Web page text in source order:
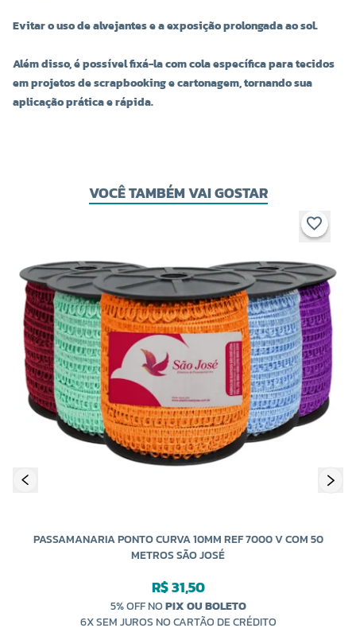
+ -
COR 0033
R$ 6,60 UNIDADE
+
Evitar o uso de alvejantes e a exposição prolongada ao sol.
Além disso, é possível fixá-la com cola específica para tecidos
em projetos de scrapbooking e cartonagem, tornando sua
aplicação prática e rápida.
VOCÊ TAMBÉM VAI GOSTAR
PASSAMANARIA PONTO CURVA 10MM REF 7000 V COM 50
METROS SÃO JOSÉ
R$ 31,50
5% OFF NOPIX OU BOLETO
6X SEM JUROS NO CARTÃO DE CRÉDITO